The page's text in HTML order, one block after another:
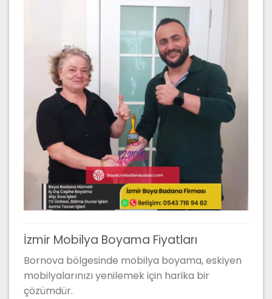
İzmir Mobilya Boyama Fiyatları
Bornova bölgesinde mobilya boyama, eskiyen
mobilyalarınızı yenilemek için harika bir
çözümdür.